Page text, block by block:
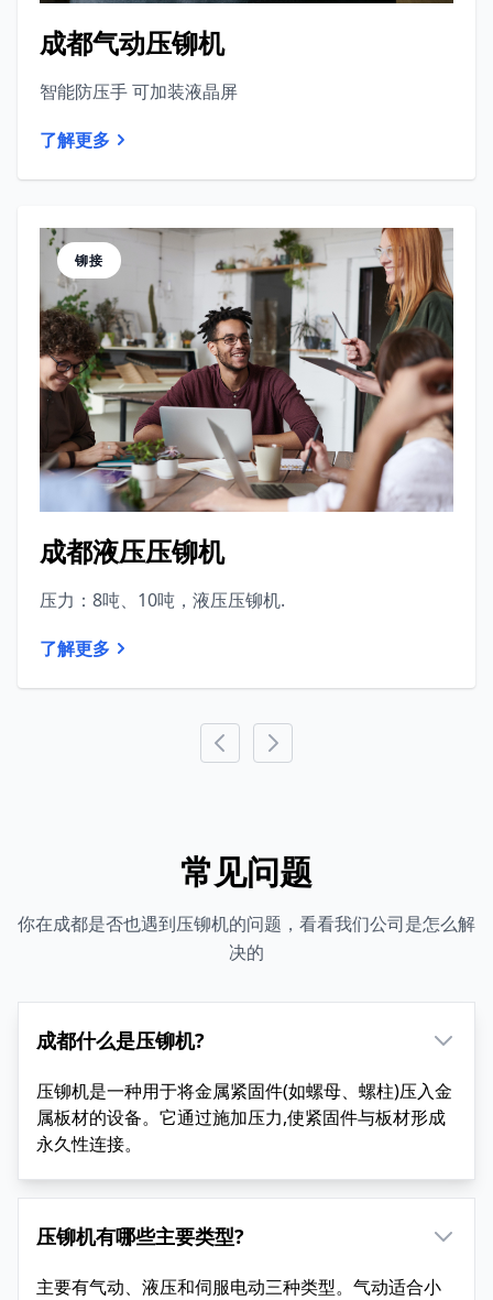
成都气动压铆机
智能防压手 可加装液晶屏
了解更多
铆接
成都液压压铆机
压力：8吨、10吨，液压压铆机.
了解更多
常见问题
你在成都是否也遇到压铆机的问题，看看我们公司是怎么解
决的
成都什么是压铆机?
压铆机是一种用于将金属紧固件(如螺母、螺柱)压入金
属板材的设备。它通过施加压力,使紧固件与板材形成
永久性连接。
压铆机有哪些主要类型?
主要有气动、液压和伺服电动三种类型。气动适合小